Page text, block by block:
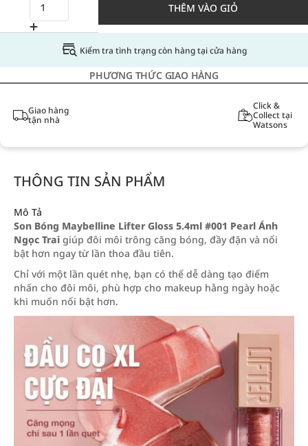
THÊM VÀO GIỎ
Kiểm tra tình trạng còn hàng tại cửa hàng
PHƯƠNG THỨC GIAO HÀNG
Giao hàng
tận nhà
Click &
Collect tại
Watsons
THÔNG TIN SẢN PHẨM
Mô Tả
Son Bóng Maybelline Lifter Gloss 5.4ml #001 Pearl Ánh
Ngọc Trai giúp đôi môi trông căng bóng, đầy đặn và nổi
bật hơn ngay từ lần thoa đầu tiên.
Chỉ với một lần quét nhẹ, bạn có thể dễ dàng tạo điểm
nhấn cho đôi môi, phù hợp cho makeup hằng ngày hoặc
khi muốn nổi bật hơn.